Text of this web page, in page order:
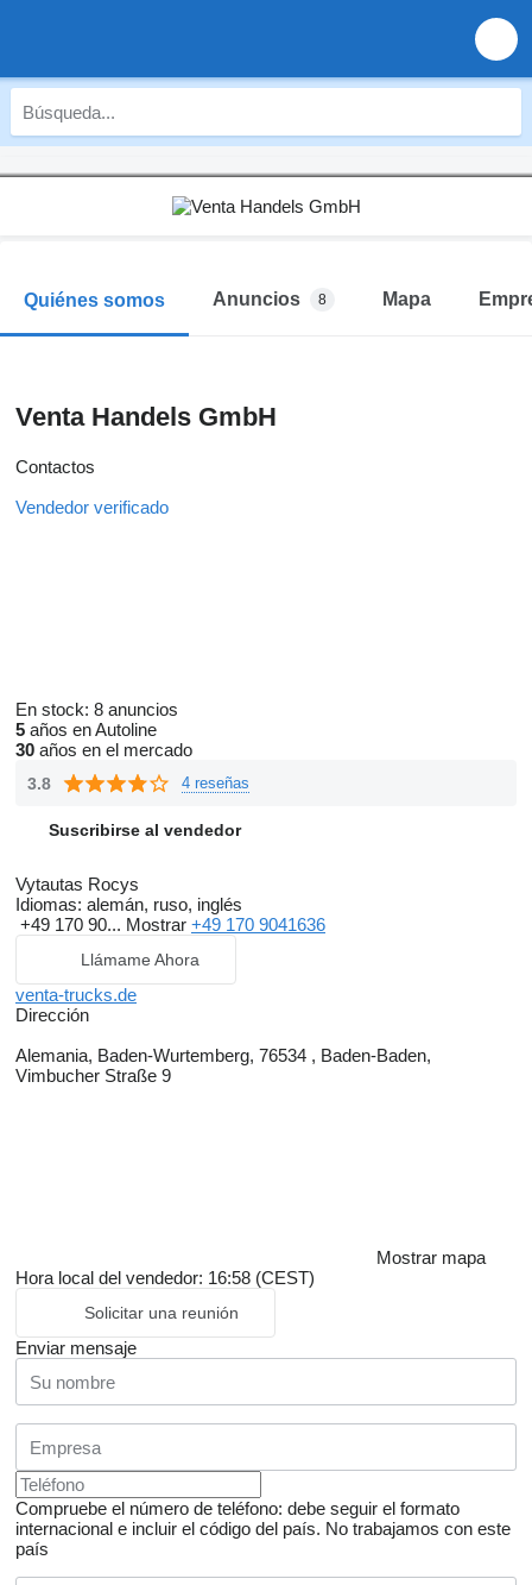
Quiénes somos Anuncios 8 Mapa
Venta Handels GmbH
Contactos
Vendedor verificado
En stock: 8 anuncios
5 años en Autoline
30 años en el mercado
3.8 4 reseñas
Suscribirse al vendedor
Vytautas Rocys
Idiomas: alemán, ruso, inglés
+49 170 90... Mostrar +49 170 9041636
Llámame Ahora
venta-trucks.de
Dirección
Alemania, Baden-Wurtemberg, 76534 , Baden-Baden,
Vimbucher Straße 9
Mostrar mapa
Hora local del vendedor: 16:58 (CEST)
Solicitar una reunión
Enviar mensaje
Compruebe el número de teléfono: debe seguir el formato
internacional e incluir el código del país. No trabajamos con este
país